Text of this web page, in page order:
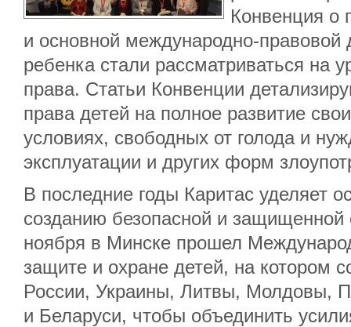
Конвенция о
и основной международно-правовой
ребенка стали рассматриваться на
права. Статьи Конвенции
права детей на полное развитие
условиях, свободных от голода и
эксплуатации и других форм
В последние годы Каритас уделяет
созданию безопасной и
ноября в Минске прошел
защите и охране детей, на котором
России, Украины, Литвы, Молдовы,
и Беларуси, чтобы объединить